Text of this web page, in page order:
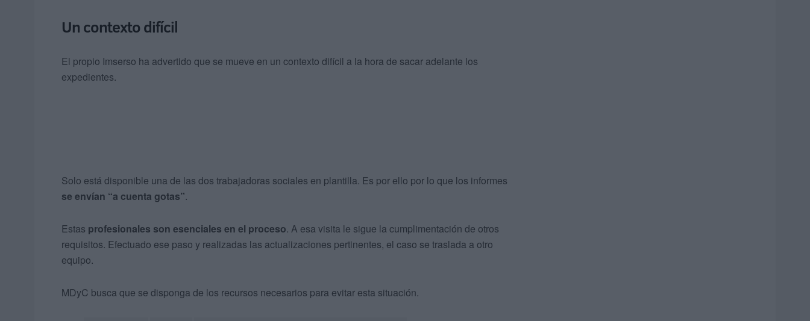
Un contexto difícil
El propio Imserso ha advertido que se mueve en un contexto difícil a la hora de sacar adelante los
expedientes.
Solo está disponible una de las dos trabajadoras sociales en plantilla. Es por ello por lo que los informes
se envían “a cuenta gotas”.
Estas profesionales son esenciales en el proceso. A esa visita le sigue la cumplimentación de otros
requisitos. Efectuado ese paso y realizadas las actualizaciones pertinentes, el caso se traslada a otro
equipo.
MDyC busca que se disponga de los recursos necesarios para evitar esta situación.